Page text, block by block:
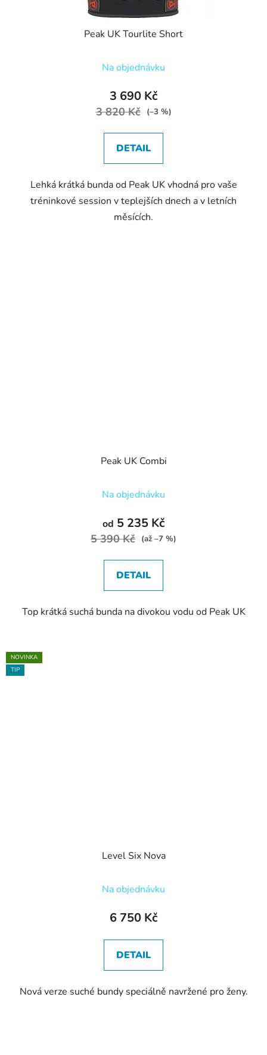
Peak UK Tourlite Short
Na objednávku
3 690 Kč
3 820 Kč (–3 %)
DETAIL
Lehká krátká bunda od Peak UK vhodná pro vaše
tréninkové session v teplejších dnech a v letních
měsících.
Peak UK Combi
Na objednávku
od 5 235 Kč
5 390 Kč (až –7 %)
DETAIL
Top krátká suchá bunda na divokou vodu od Peak UK
NOVINKA
TIP
Level Six Nova
Na objednávku
6 750 Kč
DETAIL
Nová verze suché bundy speciálně navržené pro ženy.